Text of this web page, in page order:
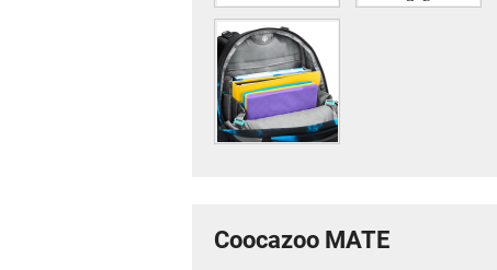
Coocazoo MATE